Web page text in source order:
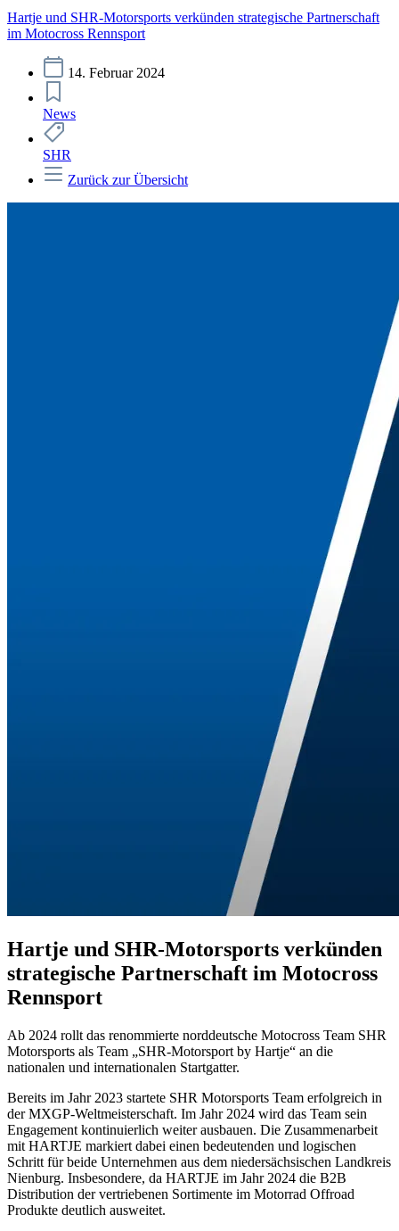
Hartje und SHR-Motorsports verkünden strategische Partnerschaft
im Motocross Rennsport
14. Februar 2024
News
SHR
Zurück zur Übersicht
Hartje und SHR-Motorsports verkünden
strategische Partnerschaft im Motocross
Rennsport
Ab 2024 rollt das renommierte norddeutsche Motocross Team SHR
Motorsports als Team „SHR-Motorsport by Hartje“ an die
nationalen und internationalen Startgatter.
Bereits im Jahr 2023 startete SHR Motorsports Team erfolgreich in
der MXGP-Weltmeisterschaft. Im Jahr 2024 wird das Team sein
Engagement kontinuierlich weiter ausbauen. Die Zusammenarbeit
mit HARTJE markiert dabei einen bedeutenden und logischen
Schritt für beide Unternehmen aus dem niedersächsischen Landkreis
Nienburg. Insbesondere, da HARTJE im Jahr 2024 die B2B
Distribution der vertriebenen Sortimente im Motorrad Offroad
Produkte deutlich ausweitet.